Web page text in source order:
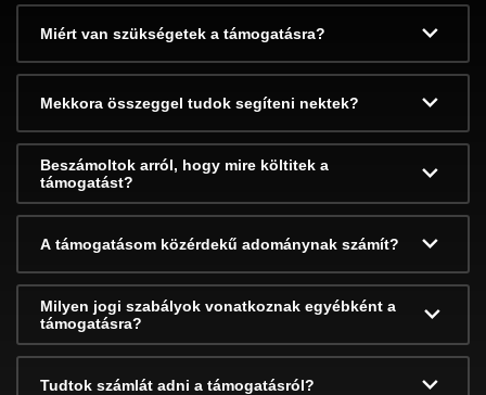
Miért van szükségetek a támogatásra?
Mekkora összeggel tudok segíteni nektek?
Beszámoltok arról, hogy mire költitek a
támogatást?
A támogatásom közérdekű adománynak számít?
Milyen jogi szabályok vonatkoznak egyébként a
támogatásra?
Tudtok számlát adni a támogatásról?